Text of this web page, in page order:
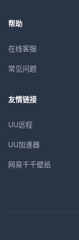
帮助
在线客服
常见问题
友情链接
UU远程
UU加速器
网易千千壁纸